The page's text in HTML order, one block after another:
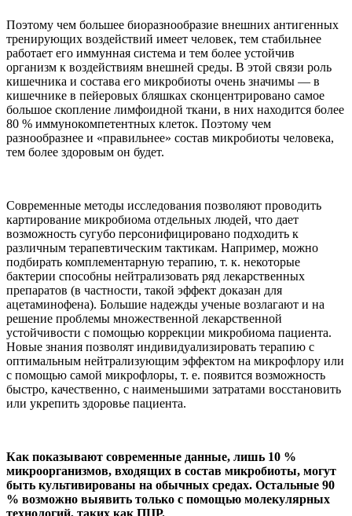
Поэтому чем большее биоразнообразие внешних антигенных
тренирующих воздействий имеет человек, тем стабильнее
работает его иммунная система и тем более устойчив
организм к воздействиям внешней среды. В этой связи роль
кишечника и состава его микробиоты очень значимы — в
кишечнике в пейеровых бляшках сконцентрировано самое
большое скопление лимфоидной ткани, в них находится более
80 % иммунокомпетентных клеток. Поэтому чем
разнообразнее и «правильнее» состав микробиоты человека,
тем более здоровым он будет.
Современные методы исследования позволяют проводить
картирование микробиома отдельных людей, что дает
возможность сугубо персонифицировано подходить к
различным терапевтическим тактикам. Например, можно
подбирать комплементарную терапию, т. к. некоторые
бактерии способны нейтрализовать ряд лекарственных
препаратов (в частности, такой эффект доказан для
ацетаминофена). Большие надежды ученые возлагают и на
решение проблемы множественной лекарственной
устойчивости с помощью коррекции микробиома пациента.
Новые знания позволят индивидуализировать терапию с
оптимальным нейтрализующим эффектом на микрофлору или
с помощью самой микрофлоры, т. е. появится возможность
быстро, качественно, с наименьшими затратами восстановить
или укрепить здоровье пациента.
Как показывают современные данные, лишь 10 %
микроорганизмов, входящих в состав микробиоты, могут
быть культивированы на обычных средах. Остальные 90
% возможно выявить только с помощью молекулярных